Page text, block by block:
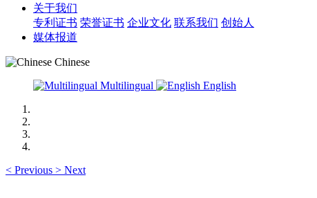
关于我们
专利证书 荣誉证书 企业文化 联系我们 创始人
媒体报道
Chinese
Multilingual
English
< Previous > Next